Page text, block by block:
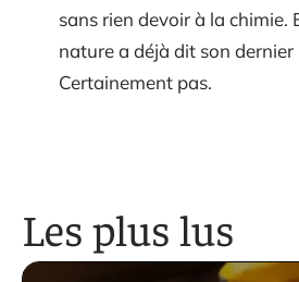
sans rien devoir à la chimie.
nature a déjà dit son dernier
Certainement pas.
Les plus lus